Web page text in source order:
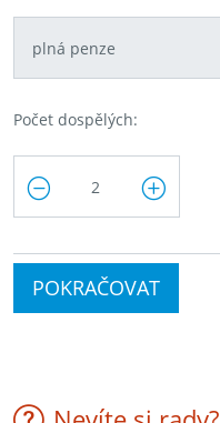
Počet dospělých:
POKRAČOVAT